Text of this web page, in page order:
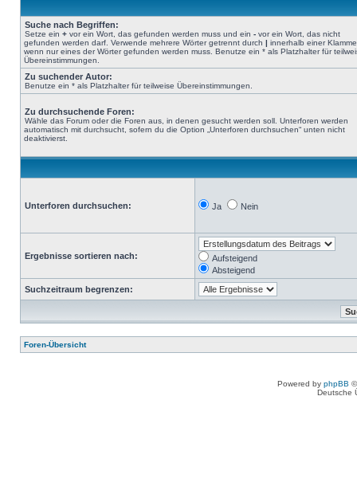
Suche nach Begriffen:
Setze ein + vor ein Wort, das gefunden werden muss und ein - vor ein Wort, das nicht
gefunden werden darf. Verwende mehrere Wörter getrennt durch | innerhalb einer
wenn nur eines der Wörter gefunden werden muss. Benutze ein * als Platzhalter für
Übereinstimmungen.
Zu suchender Autor:
Benutze ein * als Platzhalter für teilweise Übereinstimmungen.
Zu durchsuchende Foren:
Wähle das Forum oder die Foren aus, in denen gesucht werden soll. Unterforen werden
automatisch mit durchsucht, sofern du die Option „Unterforen durchsuchen“ unten nicht
deaktivierst.
Unterforen durchsuchen: Ja Nein
Ergebnisse sortieren nach:
Aufsteigend
Absteigend
Suchzeitraum begrenzen:
Foren-Übersicht
Powered by phpBB
Deutsche